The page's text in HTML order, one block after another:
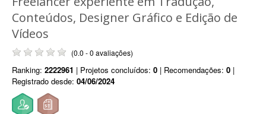
Conteúdos, Designer Gráfico e Edição de
Vídeos
(0.0 - 0 avaliações)
Ranking: 2222961 | Projetos concluídos: 0 | Recomendações: 0 |
Registrado desde: 04/06/2024